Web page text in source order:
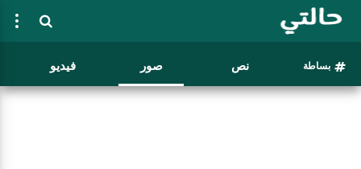
بساطة نص صور فيديو